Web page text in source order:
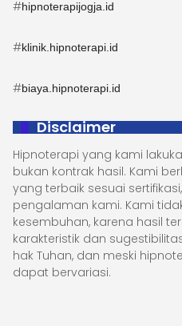
#hipnoterapijogja.id
#klinik.hipnoterapi.id
#biaya.hipnoterapi.id
Disclaimer
Hipnoterapi yang kami
bukan kontrak hasil. Kami
yang terbaik sesuai
pengalaman kami. Kami
kesembuhan, karena hasil
karakteristik dan
hak Tuhan, dan meski
dapat bervariasi.